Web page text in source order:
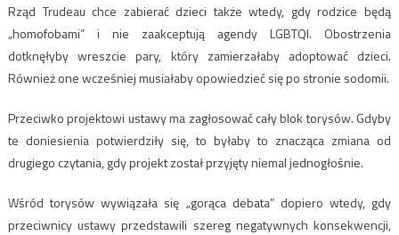
Rząd Trudeau chce zabierać dzieci także wtedy, gdy rodzice będą
„homofobami” i nie zaakceptują agendy LGBTQI. Obostrzenia
dotknęłyby wreszcie pary, który zamierzałaby adoptować dzieci.
Również one wcześniej musiałaby opowiedzieć się po stronie sodomii.
Przeciwko projektowi ustawy ma zagłosować cały blok torysów. Gdyby
te doniesienia potwierdziły się, to byłaby to znacząca zmiana od
drugiego czytania, gdy projekt został przyjęty niemal jednogłośnie.
Wśród torysów wywiązała się „gorąca debata” dopiero wtedy, gdy
przeciwnicy ustawy przedstawili szereg negatywnych konsekwencji,